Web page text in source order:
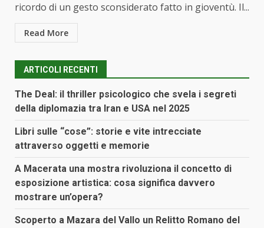
ricordo di un gesto sconsiderato fatto in gioventù. Il...
Read More
ARTICOLI RECENTI
The Deal: il thriller psicologico che svela i segreti
della diplomazia tra Iran e USA nel 2025
Libri sulle “cose”: storie e vite intrecciate
attraverso oggetti e memorie
A Macerata una mostra rivoluziona il concetto di
esposizione artistica: cosa significa davvero
mostrare un’opera?
Scoperto a Mazara del Vallo un Relitto Romano del